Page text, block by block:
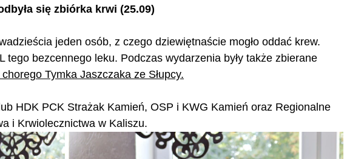
się zbiórka krwi (25.09)
jeden osób, z czego dziewiętnaście mogło oddać krew.
tego bezcennego leku. Podczas wydarzenia były także zbierane
chorego Tymka Jaszczaka ze Słupcy.
HDK PCK Strażak Kamień, OSP i KWG Kamień oraz Regionalne
i Krwiolecznictwa w Kaliszu.